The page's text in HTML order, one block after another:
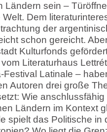
Ländern sein –
Dem
der
schon gereicht.
Kulturfonds
Literaturhaus
Festival Latinale –
Autoren drei große
Wie
Ländern im Kontext
spielt das Politische in